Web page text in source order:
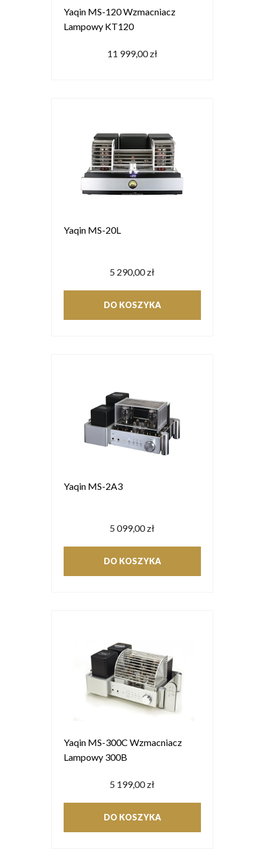
Yaqin MS-120 Wzmacniacz
Lampowy KT120
11 999,00 zł
Yaqin MS-20L
5 290,00 zł
DO KOSZYKA
Yaqin MS-2A3
5 099,00 zł
DO KOSZYKA
Yaqin MS-300C Wzmacniacz
Lampowy 300B
5 199,00 zł
DO KOSZYKA